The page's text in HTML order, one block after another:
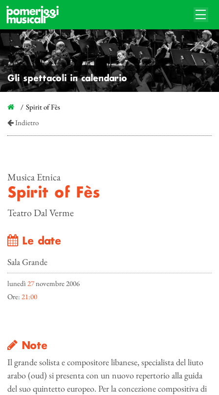
Gli spettacoli in calendario
Spirit of Fès
Indietro
Musica Etnica
Spirit of Fès
Teatro Dal Verme
Le date
Sala Grande
lunedì 27novembre 2006
Ore: 21:00
Note
Il grande solista e compositore libanese, specialista del liuto
arabo (oud) si presenta con un nuovo repertorio alla guida
del suo quintetto europeo. Per la concezione compositiva di